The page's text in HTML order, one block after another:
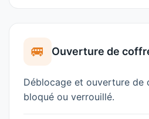
🚐 Ouverture de
Déblocage et ouverture de
bloqué ou verrouillé.